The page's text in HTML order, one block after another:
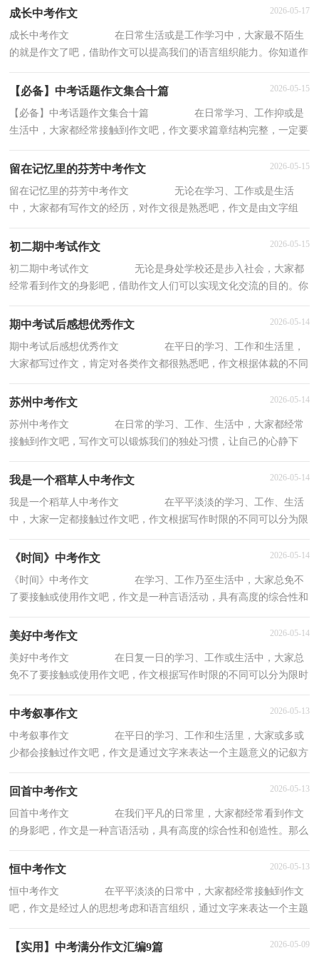
成长中考作文 2026-05-17
成长中考作文 在日常生活或是工作学习中，大家最不陌生
的就是作文了吧，借助作文可以提高我们的语言组织能力。你知道作
【必备】中考话题作文集合十篇 2026-05-15
【必备】中考话题作文集合十篇 在日常学习、工作抑或是
生活中，大家都经常接触到作文吧，作文要求篇章结构完整，一定要
留在记忆里的芬芳中考作文 2026-05-15
留在记忆里的芬芳中考作文 无论在学习、工作或是生活
中，大家都有写作文的经历，对作文很是熟悉吧，作文是由文字组
初二期中考试作文 2026-05-15
初二期中考试作文 无论是身处学校还是步入社会，大家都
经常看到作文的身影吧，借助作文人们可以实现文化交流的目的。你
期中考试后感想优秀作文 2026-05-14
期中考试后感想优秀作文 在平日的学习、工作和生活里，
大家都写过作文，肯定对各类作文都很熟悉吧，作文根据体裁的不同
苏州中考作文 2026-05-14
苏州中考作文 在日常的学习、工作、生活中，大家都经常
接触到作文吧，写作文可以锻炼我们的独处习惯，让自己的心静下
我是一个稻草人中考作文 2026-05-14
我是一个稻草人中考作文 在平平淡淡的学习、工作、生活
中，大家一定都接触过作文吧，作文根据写作时限的不同可以分为限
《时间》中考作文 2026-05-14
《时间》中考作文 在学习、工作乃至生活中，大家总免不
了要接触或使用作文吧，作文是一种言语活动，具有高度的综合性和
美好中考作文 2026-05-14
美好中考作文 在日复一日的学习、工作或生活中，大家总
免不了要接触或使用作文吧，作文根据写作时限的不同可以分为限时
中考叙事作文 2026-05-13
中考叙事作文 在平日的学习、工作和生活里，大家或多或
少都会接触过作文吧，作文是通过文字来表达一个主题意义的记叙方
回首中考作文 2026-05-13
回首中考作文 在我们平凡的日常里，大家都经常看到作文
的身影吧，作文是一种言语活动，具有高度的综合性和创造性。那么
恒中考作文 2026-05-13
恒中考作文 在平平淡淡的日常中，大家都经常接触到作文
吧，作文是经过人的思想考虑和语言组织，通过文字来表达一个主题
【实用】中考满分作文汇编9篇 2026-05-09